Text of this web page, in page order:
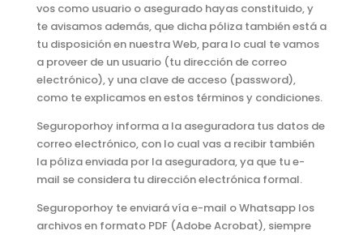
vos como usuario o asegurado hayas constituido, y
te avisamos además, que dicha póliza también está a
tu disposición en nuestra Web, para lo cual te vamos
a proveer de un usuario (tu dirección de correo
electrónico), y una clave de acceso (password),
como te explicamos en estos términos y condiciones.
Seguroporhoy informa a la aseguradora tus datos de
correo electrónico, con lo cual vas a recibir también
la póliza enviada por la aseguradora, ya que tu e-
mail se considera tu dirección electrónica formal.
Seguroporhoy te enviará vía e-mail o Whatsapp los
archivos en formato PDF (Adobe Acrobat), siempre